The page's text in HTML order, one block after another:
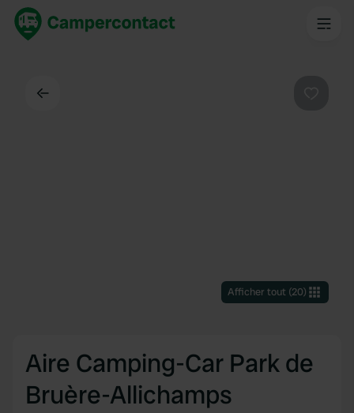
Afficher tout(20)
Aire Camping-Car Park de
Bruère-Allichamps